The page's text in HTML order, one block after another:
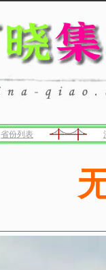
省份列表